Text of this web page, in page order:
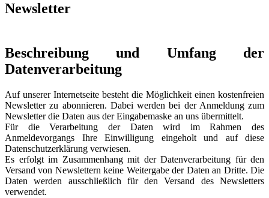
Newsletter
Beschreibung und Umfang der
Datenverarbeitung
Auf unserer Internetseite besteht die Möglichkeit einen kostenfreien
Newsletter zu abonnieren. Dabei werden bei der Anmeldung zum
Newsletter die Daten aus der Eingabemaske an uns übermittelt.
Für die Verarbeitung der Daten wird im Rahmen des
Anmeldevorgangs Ihre Einwilligung eingeholt und auf diese
Datenschutzerklärung verwiesen.
Es erfolgt im Zusammenhang mit der Datenverarbeitung für den
Versand von Newslettern keine Weitergabe der Daten an Dritte. Die
Daten werden ausschließlich für den Versand des Newsletters
verwendet.